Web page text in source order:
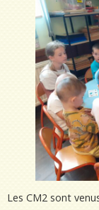
Les CM2 sont